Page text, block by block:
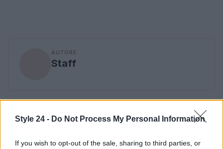
Style 24 - Do Not Process My Personal Information
If you wish to opt-out of the sale, sharing to third parties, or
AUTORE
Staff